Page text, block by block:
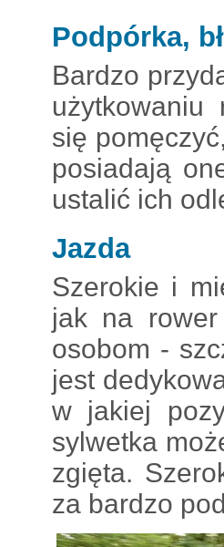
Podpórka,
Bardzo
użytkowaniu
się
posiadają
ustalić ich
Jazda
Szerokie i
jak na
osobom -
jest
w jakiej
sylwetka
zgięta.
za bardzo